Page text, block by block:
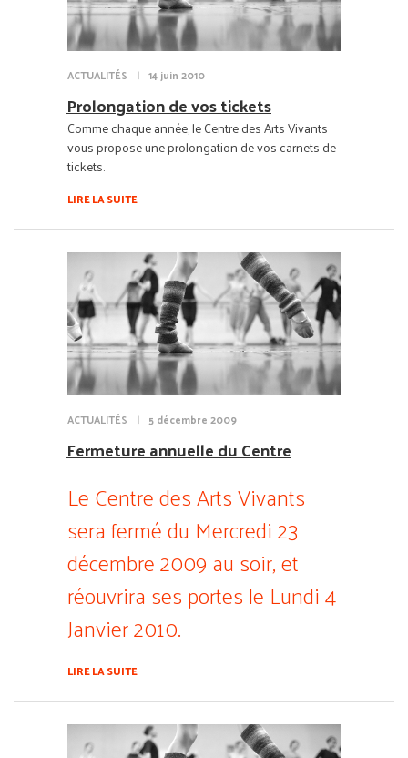
ACTUALITÉS | 14 juin 2010
Prolongation de vos tickets
Comme chaque année, le Centre des Arts Vivants
vous propose une prolongation de vos carnets de
tickets.
LIRE LA SUITE
ACTUALITÉS | 5 décembre 2009
Fermeture annuelle du Centre
Le Centre des Arts Vivants
sera fermé du Mercredi 23
décembre 2009 au soir, et
réouvrira ses portes le Lundi 4
Janvier 2010.
LIRE LA SUITE